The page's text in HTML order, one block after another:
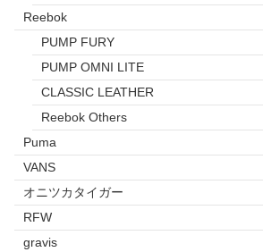
Reebok
PUMP FURY
PUMP OMNI LITE
CLASSIC LEATHER
Reebok Others
Puma
VANS
オニツカタイガー
RFW
gravis